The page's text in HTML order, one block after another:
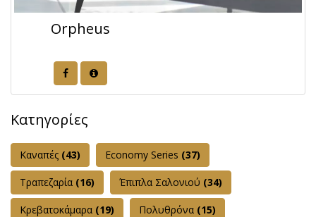
Orpheus
Κατηγορίες
Καναπές (43) Εconomy Series (37)
Τραπεζαρία (16) Έπιπλα Σαλονιού (34)
Κρεβατοκάμαρα (19) Πολυθρόνα (15)